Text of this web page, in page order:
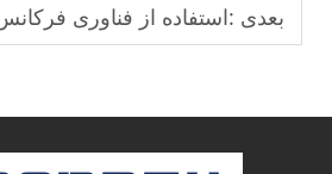
بعدی :استفاده از فناوری فرکانس متغیر برای